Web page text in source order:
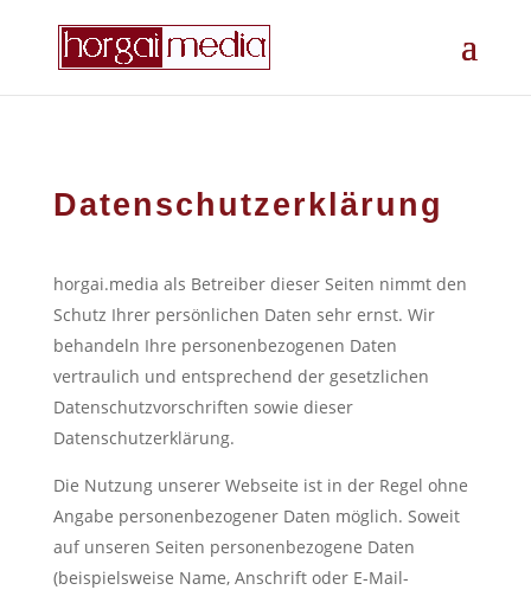
Datenschutzerklärung
horgai.media als Betreiber dieser Seiten nimmt den
Schutz Ihrer persönlichen Daten sehr ernst. Wir
behandeln Ihre personenbezogenen Daten
vertraulich und entsprechend der gesetzlichen
Datenschutzvorschriften sowie dieser
Datenschutzerklärung.
Die Nutzung unserer Webseite ist in der Regel ohne
Angabe personenbezogener Daten möglich. Soweit
auf unseren Seiten personenbezogene Daten
(beispielsweise Name, Anschrift oder E-Mail-